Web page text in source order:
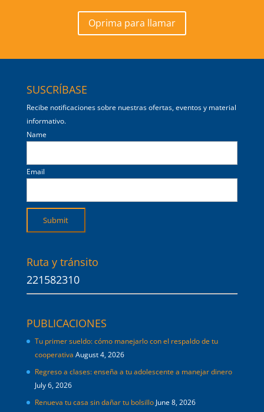
Oprima para llamar
SUSCRÍBASE
Recibe notificaciones sobre nuestras ofertas, eventos y material
informativo.
Name
Email
Ruta y tránsito
221582310
PUBLICACIONES
Tu primer sueldo: cómo manejarlo con el respaldo de tu
cooperativa August 4, 2026
Regreso a clases: enseña a tu adolescente a manejar dinero
July 6, 2026
Renueva tu casa sin dañar tu bolsillo June 8, 2026